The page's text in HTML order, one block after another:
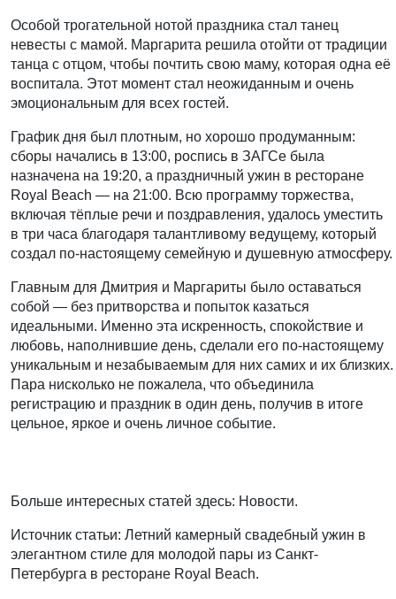
Особой трогательной нотой праздника стал танец
невесты с мамой. Маргарита решила отойти от традиции
танца с отцом, чтобы почтить свою маму, которая одна её
воспитала. Этот момент стал неожиданным и очень
эмоциональным для всех гостей.
График дня был плотным, но хорошо продуманным:
сборы начались в 13:00, роспись в ЗАГСе была
назначена на 19:20, а праздничный ужин в ресторане
Royal Beach — на 21:00. Всю программу торжества,
включая тёплые речи и поздравления, удалось уместить
в три часа благодаря талантливому ведущему, который
создал по-настоящему семейную и душевную атмосферу.
Главным для Дмитрия и Маргариты было оставаться
собой — без притворства и попыток казаться
идеальными. Именно эта искренность, спокойствие и
любовь, наполнившие день, сделали его по-настоящему
уникальным и незабываемым для них самих и их близких.
Пара нисколько не пожалела, что объединила
регистрацию и праздник в один день, получив в итоге
цельное, яркое и очень личное событие.
Больше интересных статей здесь: Новости.
Источник статьи: Летний камерный свадебный ужин в
элегантном стиле для молодой пары из Санкт-
Петербурга в ресторане Royal Beach.